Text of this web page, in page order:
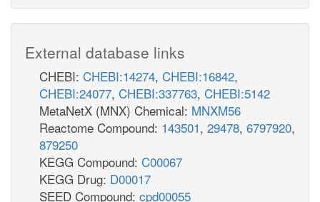
External database links
CHEBI: CHEBI:14274, CHEBI:16842,
CHEBI:24077, CHEBI:337763, CHEBI:5142
MetaNetX (MNX) Chemical: MNXM56
Reactome Compound: 143501, 29478, 6797920,
879250
KEGG Compound: C00067
KEGG Drug: D00017
SEED Compound: cpd00055